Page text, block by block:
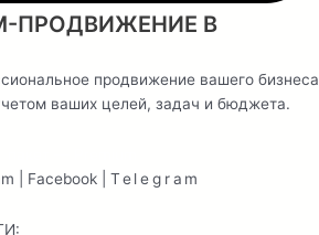
ПРОДВИЖЕНИЕ В
продвижение вашего бизнеса
ваших целей, задач и бюджета.
| Facebook | Telegram